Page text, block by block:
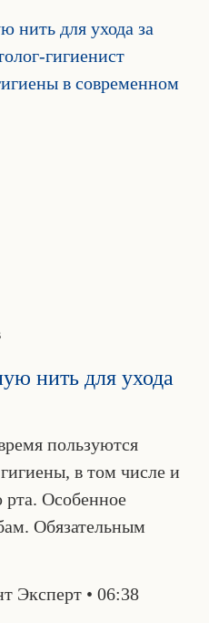
нить для ухода
пользуются
в том числе и
рта. Особенное
Обязательным
Эксперт 06:38